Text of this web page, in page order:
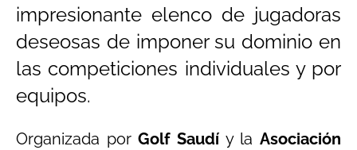
impresionante elenco de jugadoras
deseosas de imponer su dominio en
las competiciones individuales y por
equipos.
Organizada porGolf Saudí y laAsociación